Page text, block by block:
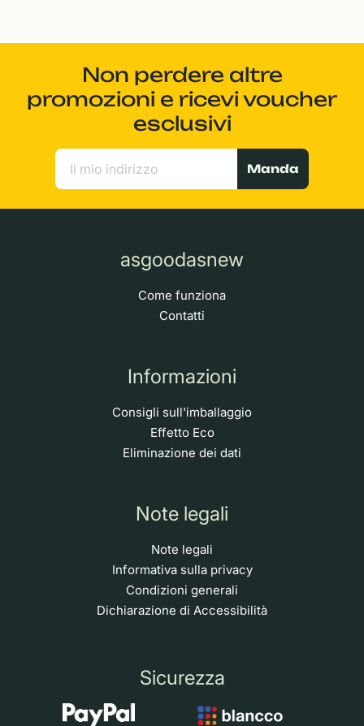
Non perdere altre
promozioni e ricevi voucher
esclusivi
Manda
asgoodasnew
Come funziona
Contatti
Informazioni
Consigli sull'imballaggio
Effetto Eco
Eliminazione dei dati
Note legali
Note legali
Informativa sulla privacy
Condizioni generali
Dichiarazione di Accessibilità
Sicurezza